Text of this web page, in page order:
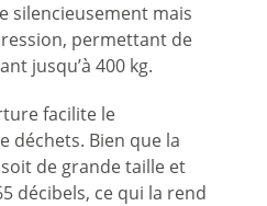
silencieusement mais
permettant de
jusqu’à 400 kg.
facilite le
déchets. Bien que la
de grande taille et
décibels, ce qui la rend